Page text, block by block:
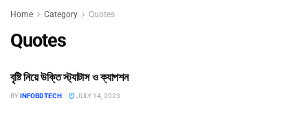
Home Category Quotes
Quotes
QUOTES
বৃষ্টি নিয়ে উক্তি স্ট্যাটাস ও ক্যাপশন
BYINFOBDTECH JULY 14, 2023